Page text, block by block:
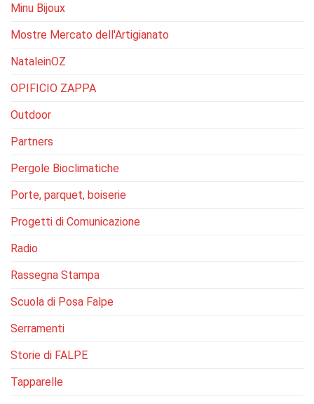
Minu Bijoux
Mostre Mercato dell'Artigianato
NataleinOZ
OPIFICIO ZAPPA
Outdoor
Partners
Pergole Bioclimatiche
Porte, parquet, boiserie
Progetti di Comunicazione
Radio
Rassegna Stampa
Scuola di Posa Falpe
Serramenti
Storie di FALPE
Tapparelle